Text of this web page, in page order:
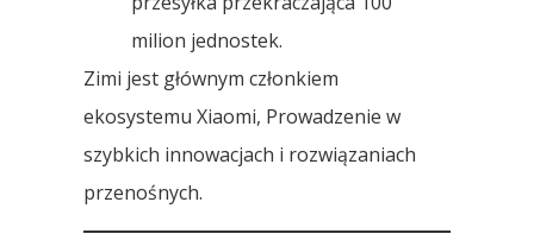
milion jednostek.
Zimi jest głównym członkiem
ekosystemu Xiaomi, Prowadzenie w
szybkich innowacjach i rozwiązaniach
przenośnych.